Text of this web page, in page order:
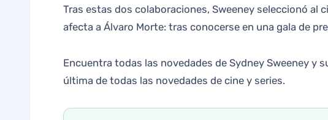
Tras estas dos colaboraciones, Sweeney seleccionó al
afecta a Álvaro Morte: tras conocerse en una gala de
Encuentra todas las novedades de Sydney Sweeney y
última de todas las novedades de cine y series.